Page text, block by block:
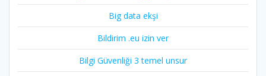
Big data ekşi
Bildirim .eu izin ver
Bilgi Güvenliği 3 temel unsur